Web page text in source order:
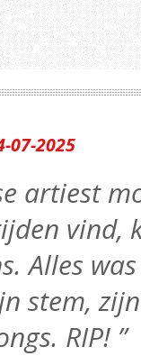
07-2025
artiest
vind,
Alles
stem,
RIP! ”